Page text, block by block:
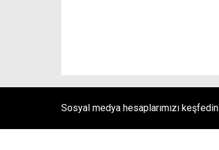
Sosyal medya hesaplarımızı keşfedin